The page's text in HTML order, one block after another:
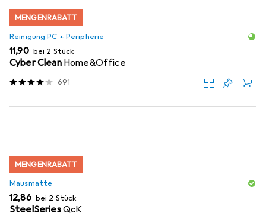
MENGENRABATT
Reinigung PC + Peripherie
EUR
11,90 bei 2 Stück
Cyber Clean Home&Office
691
MENGENRABATT
Mausmatte
EUR
12,86 bei 2 Stück
SteelSeriesQcK